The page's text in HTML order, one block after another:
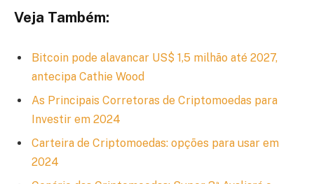
Veja Também:
Bitcoin pode alavancar US$ 1,5 milhão até 2027,
antecipa Cathie Wood
As Principais Corretoras de Criptomoedas para
Investir em 2024
Carteira de Criptomoedas: opções para usar em
2024